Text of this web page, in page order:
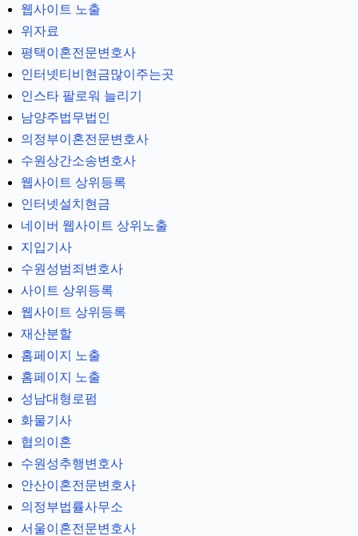
웹사이트 노출
위자료
평택이혼전문변호사
인터넷티비현금많이주는곳
인스타 팔로워 늘리기
남양주법무법인
의정부이혼전문변호사
수원상간소송변호사
웹사이트 상위등록
인터넷설치현금
네이버 웹사이트 상위노출
지입기사
수원성범죄변호사
사이트 상위등록
웹사이트 상위등록
재산분할
홈페이지 노출
홈페이지 노출
성남대형로펌
화물기사
협의이혼
수원성추행변호사
안산이혼전문변호사
의정부법률사무소
서울이혼전문변호사